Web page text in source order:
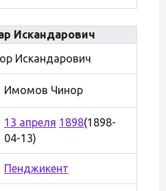
Искандарович
Искандарович
Имомов Чинор
13 апреля 1898(1898-
04-13)
Пенджикент